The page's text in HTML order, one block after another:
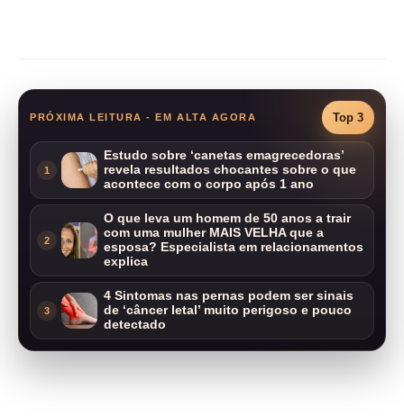
PRÓXIMA LEITURA - EM ALTA AGORA Top 3
1
Estudo sobre ‘canetas emagrecedoras’
revela resultados chocantes sobre o que
acontece com o corpo após 1 ano
2
O que leva um homem de 50 anos a trair
com uma mulher MAIS VELHA que a
esposa? Especialista em relacionamentos
explica
3
4 Sintomas nas pernas podem ser sinais
de ‘câncer letal’ muito perigoso e pouco
detectado